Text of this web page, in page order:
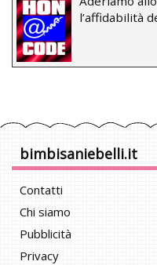
l’affidabilità
bimbisaniebelli.it
Contatti
Chi siamo
Pubblicità
Privacy